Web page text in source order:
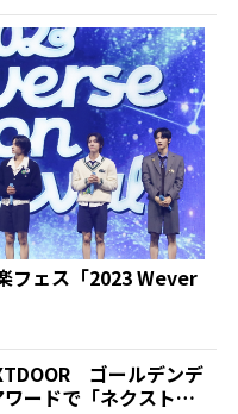
フェス「2023 Wever
ゴールデンデ
ードで「ネクストジ